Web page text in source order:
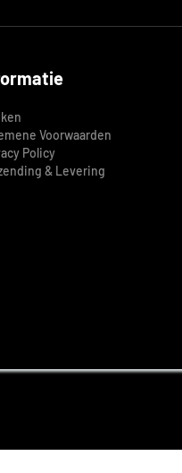
Voorwaarden
Policy
& Levering